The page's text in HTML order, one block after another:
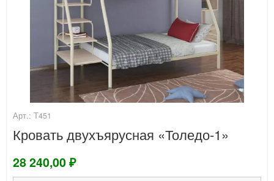
Арт.: Т451
Кровать двухъярусная «Толедо-1»
28 240,00 ₽